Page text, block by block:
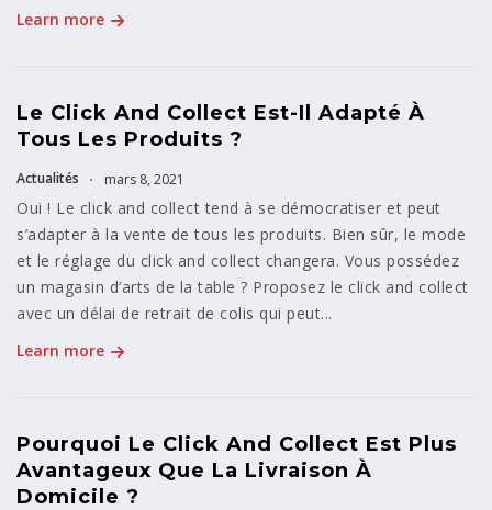
Learn more
Le Click And Collect Est-Il Adapté À
Tous Les Produits ?
Actualités mars 8, 2021
Oui ! Le click and collect tend à se démocratiser et peut
s’adapter à la vente de tous les produits. Bien sûr, le mode
et le réglage du click and collect changera. Vous possédez
un magasin d’arts de la table ? Proposez le click and collect
avec un délai de retrait de colis qui peut...
Learn more
Pourquoi Le Click And Collect Est Plus
Avantageux Que La Livraison À
Domicile ?